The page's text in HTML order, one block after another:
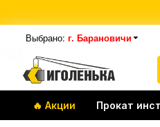
Выбрано: г. Барановичи
🔥 Акции Прокат